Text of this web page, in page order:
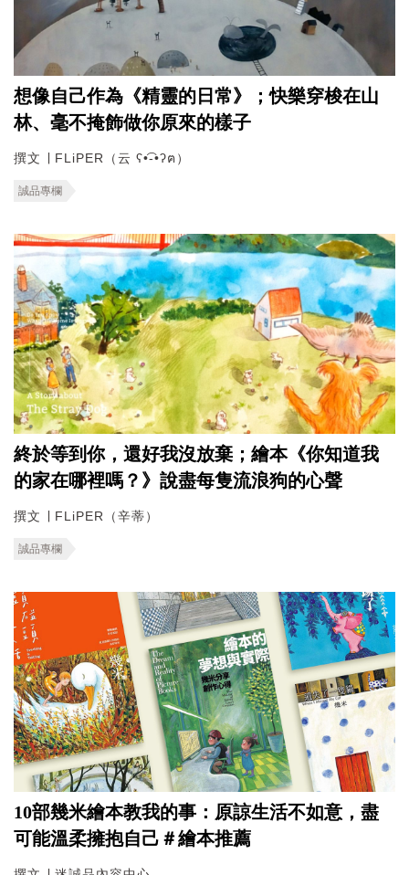
想像自己作為《精靈的日常》；快樂穿梭在山
林、毫不掩飾做你原來的樣子
撰文 ∣ FLiPER（云 ʕ•͡-•ʔฅ）
誠品專欄
終於等到你，還好我沒放棄；繪本《你知道我
的家在哪裡嗎？》說盡每隻流浪狗的心聲
撰文 ∣ FLiPER（辛蒂）
誠品專欄
10部幾米繪本教我的事：原諒生活不如意，盡
可能溫柔擁抱自己＃繪本推薦